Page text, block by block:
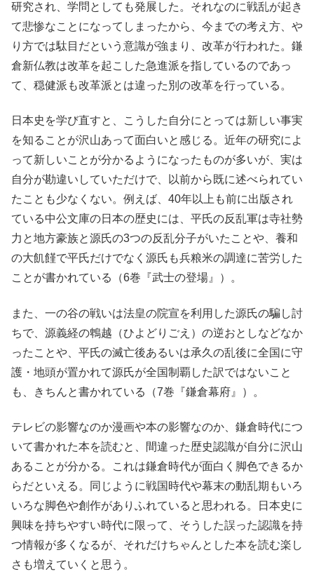
研究され、学問としても発展した。それなのに戦乱が起き
て悲惨なことになってしまったから、今までの考え方、や
り方では駄目だという意識が強まり、改革が行われた。鎌
倉新仏教は改革を起こした急進派を指しているのであっ
て、穏健派も改革派とは違った別の改革を行っている。
日本史を学び直すと、こうした自分にとっては新しい事実
を知ることが沢山あって面白いと感じる。近年の研究によ
って新しいことが分かるようになったものが多いが、実は
自分が勘違いしていただけで、以前から既に述べられてい
たことも少なくない。例えば、40年以上も前に出版され
ている中公文庫の日本の歴史には、平氏の反乱軍は寺社勢
力と地方豪族と源氏の3つの反乱分子がいたことや、養和
の大飢饉で平氏だけでなく源氏も兵粮米の調達に苦労した
ことが書かれている（6巻『武士の登場』）。
また、一の谷の戦いは法皇の院宣を利用した源氏の騙し討
ちで、源義経の鵯越（ひよどりごえ）の逆おとしなどなか
ったことや、平氏の滅亡後あるいは承久の乱後に全国に守
護・地頭が置かれて源氏が全国制覇した訳ではないこと
も、きちんと書かれている（7巻『鎌倉幕府』）。
テレビの影響なのか漫画や本の影響なのか、鎌倉時代につ
いて書かれた本を読むと、間違った歴史認識が自分に沢山
あることが分かる。これは鎌倉時代が面白く脚色できるか
らだといえる。同じように戦国時代や幕末の動乱期もいろ
いろな脚色や創作がありふれていると思われる。日本史に
興味を持ちやすい時代に限って、そうした誤った認識を持
つ情報が多くなるが、それだけちゃんとした本を読む楽し
さも増えていくと思う。